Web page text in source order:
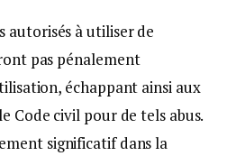
autorisés à utiliser de
pas pénalement
échappant ainsi aux
Code civil pour de tels abus.
significatif dans la